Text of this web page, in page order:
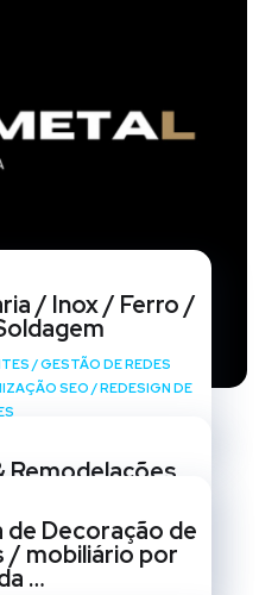
/ Inox / Ferro /
/GESTÃO DE REDES
SEO /REDESIGN DE
Remodelações
SEO/ REDESIGN DE
Decoração de
mobiliário por
…